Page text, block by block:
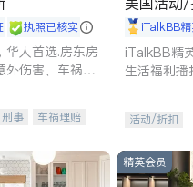
执照已核实
华人首选.房东房
外伤害、车祸重
刑事
车祸理赔
律师-其它
保释
iTalkBB
iTalkBB精
生活福利
活动/折扣
精英会员